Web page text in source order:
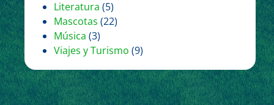
Literatura (5)
Mascotas (22)
Música (3)
Viajes y Turismo (9)